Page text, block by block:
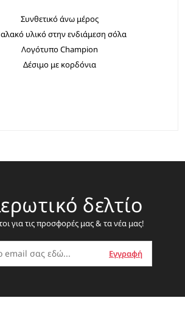
Συνθετικό άνω μέρος
υλικό στην ενδιάμεση σόλα
Λογότυπο Champion
Δέσιμο με κορδόνια
δελτίο
για τις προσφορές μας & τα νέα μας!